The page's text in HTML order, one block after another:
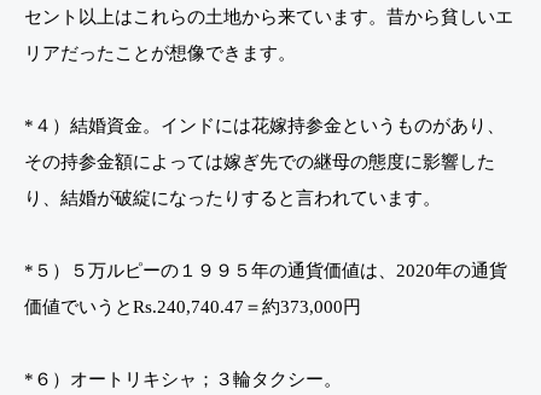
セント以上はこれらの土地から来ています。昔から貧しいエ
リアだったことが想像できます。
*４）結婚資金。インドには花嫁持参金というものがあり、
その持参金額によっては嫁ぎ先での継母の態度に影響した
り、結婚が破綻になったりすると言われています。
*５）５万ルピーの１９９５年の通貨価値は、2020年の通貨
価値でいうとRs.240,740.47＝約373,000円
*６）オートリキシャ；３輪タクシー。